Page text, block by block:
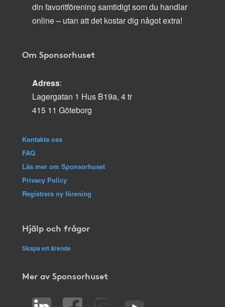
din favoritförening samtidigt som du handlar
online – utan att det kostar dig något extra!
Om Sponsorhuset
Adress:
Lagergatan 1 Hus B19a, 4 tr
415 11 Göteborg
Kontakta oss
FAQ
Läs mer om Sponsorhuset
Privacy Policy
Registrera ny förening
Hjälp och frågor
Skapa ett ärende
Mer av Sponsorhuset